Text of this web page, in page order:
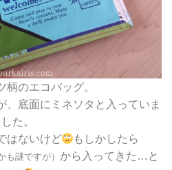
柄のエコバッグ。
、底面にミネソタと入っていま
した。
はないけど
もしかしたら
も謎ですが） から入ってきた…と